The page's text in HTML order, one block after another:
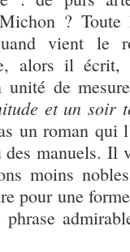
?
vient le
alors il
unité de
et un soir
un roman qui
des manuels. Il
moins
pour une